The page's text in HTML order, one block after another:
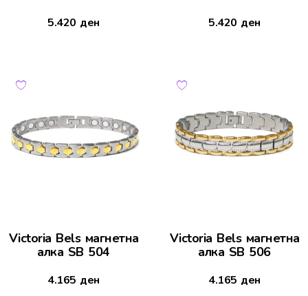
5.420 ден 5.420 ден
Victoria Bels магнетна
алка SB 504
4.165 ден
Victoria Bels магнетна
алка SB 506
4.165 ден